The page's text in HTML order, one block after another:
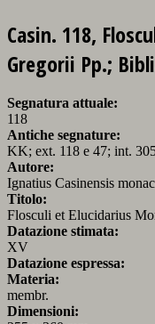
Casin. 118,
Gregorii Pp.;
Segnatura attuale:
118
Antiche segnature:
KK; ext. 118 e 47; int.
Autore:
Ignatius Casinensis
Titolo:
Flosculi et Elucidarius
Datazione stimata:
XV
Datazione espressa:
Materia:
membr.
Dimensioni: